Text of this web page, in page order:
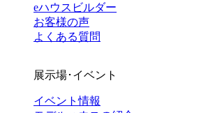
eハウスビルダー
お客様の声
よくある質問
展示場･イベント
イベント情報